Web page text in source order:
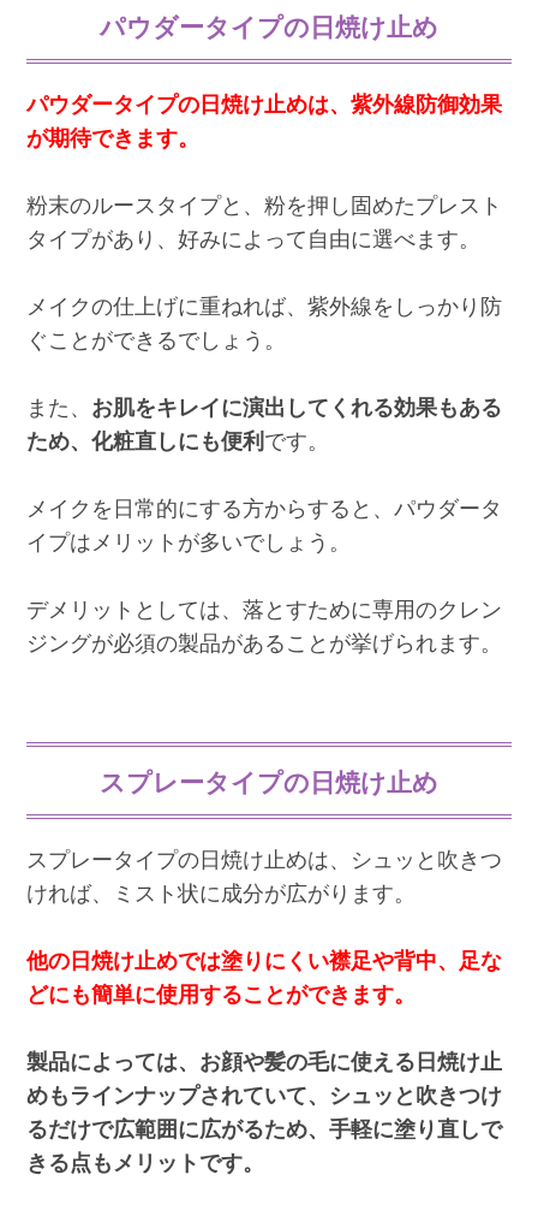
パウダータイプの日焼け止め
パウダータイプの日焼け止めは、紫外線防御効果
が期待できます。
粉末のルースタイプと、粉を押し固めたプレスト
タイプがあり、好みによって自由に選べます。
メイクの仕上げに重ねれば、紫外線をしっかり防
ぐことができるでしょう。
また、 お肌をキレイに演出してくれる効果もある
ため、化粧直しにも便利 です。
メイクを日常的にする方からすると、パウダータ
イプはメリットが多いでしょう。
デメリットとしては、落とすために専用のクレン
ジングが必須の製品があることが挙げられます。
スプレータイプの日焼け止め
スプレータイプの日焼け止めは、シュッと吹きつ
ければ、ミスト状に成分が広がります。
他の日焼け止めでは塗りにくい襟足や背中、足な
どにも簡単に使用することができます。
製品によっては、お顔や髪の毛に使える日焼け止
めもラインナップされていて、シュッと吹きつけ
るだけで広範囲に広がるため、手軽に塗り直しで
きる点もメリットです。